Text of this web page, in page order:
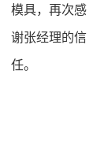
模具，再次感
谢张经理的信
任。